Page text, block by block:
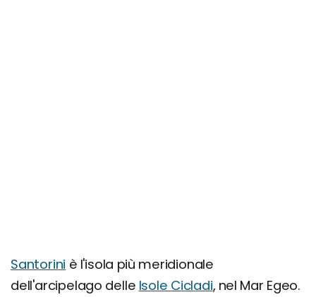
Santorini è l'isola più meridionale
dell'arcipelago delle Isole Cicladi, nel Mar Egeo.